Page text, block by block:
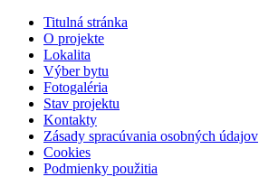
Titulná stránka
O projekte
Lokalita
Výber bytu
Fotogaléria
Stav projektu
Kontakty
Zásady spracúvania osobných údajov
Cookies
Podmienky použitia